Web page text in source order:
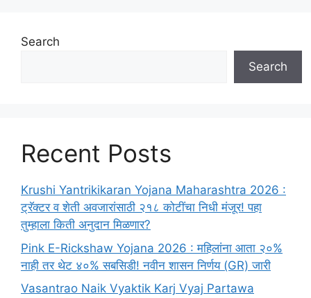
Search
Search
Recent Posts
Krushi Yantrikikaran Yojana Maharashtra 2026 :
ट्रॅक्टर व शेती अवजारांसाठी २१८ कोटींचा निधी मंजूर! पहा
तुम्हाला किती अनुदान मिळणार?
Pink E-Rickshaw Yojana 2026 : महिलांना आता २०%
नाही तर थेट ४०% सबसिडी! नवीन शासन निर्णय (GR) जारी
Vasantrao Naik Vyaktik Karj Vyaj Partawa